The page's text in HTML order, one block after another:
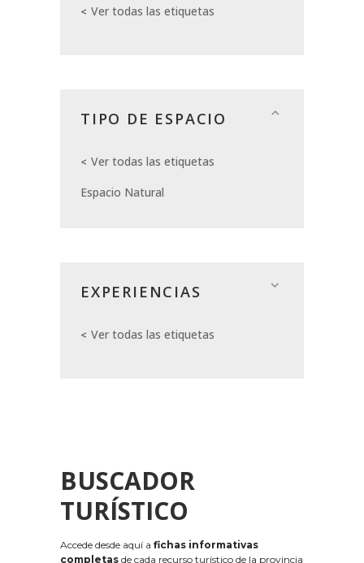
Ver todas las etiquetas
TIPO DE ESPACIO
Ver todas las etiquetas
Espacio Natural
EXPERIENCIAS
Ver todas las etiquetas
BUSCADOR
TURÍSTICO
Accede desde aquí a fichas informativas
completas de cada recurso turístico de la provincia